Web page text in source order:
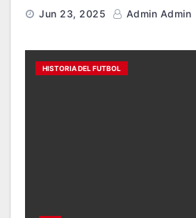
Jun 23, 2025 Admin Admin
HISTORIA DEL FUTBOL